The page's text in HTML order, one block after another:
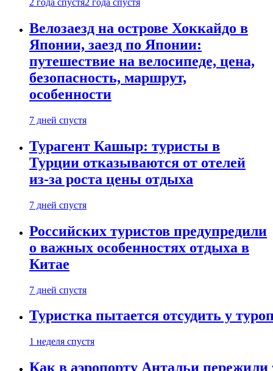
2 года спустя2 года спустя
Велозаезд на острове Хоккайдо в
Японии, заезд по Японии:
путешествие на велосипеде, цена,
безопасность, маршрут,
особенности
7 дней спустя
Турагент Кашыр: туристы в
Турции отказываются от отелей
из-за роста цены отдыха
7 дней спустя
Российских туристов предупредили
о важных особенностях отдыха в
Китае
7 дней спустя
Туристка пытается отсудить у
1 неделя спустя
Как в аэропорту Антальи